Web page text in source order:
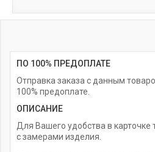
ПО 100% ПРЕДОПЛАТЕ
Отправка заказа с данным
100% предоплате.
ОПИСАНИЕ
Для Вашего удобства в карточке
с замерами изделия.